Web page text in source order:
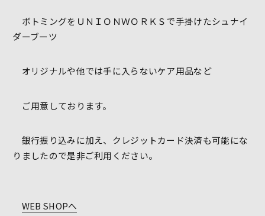
ボトミングをＵＮＩＯＮＷＯＲＫＳで手掛けたシュナイ
ダーブーツ
オリジナルや他では手に入らないケア用品など
ご用意しております。
銀行振り込みに加え、クレジットカード決済も可能にな
りましたので是非ご利用ください。
WEB SHOPへ